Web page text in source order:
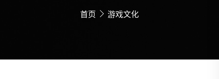
首页 游戏文化